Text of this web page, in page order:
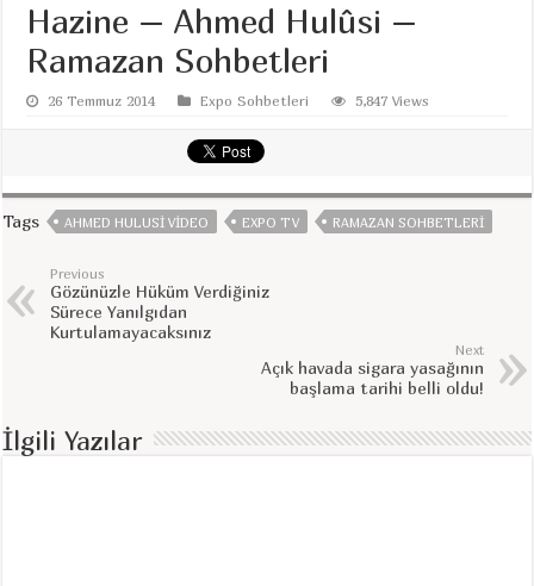
Hazine – Ahmed Hulûsi –
Ramazan Sohbetleri
26 Temmuz 2014 Expo Sohbetleri 5,847 Views
Tags AHMED HULUSI VIDEO EXPO TV RAMAZAN SOHBETLERI
Previous
Gözünüzle Hüküm Verdiğiniz
Sürece Yanılgıdan
Kurtulamayacaksınız
Next
Açık havada sigara yasağının
başlama tarihi belli oldu!
İlgili Yazılar